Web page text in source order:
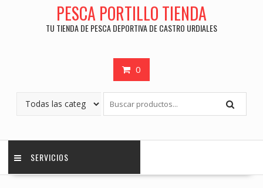
PESCA PORTILLO TIENDA
TU TIENDA DE PESCA DEPORTIVA DE CASTRO URDIALES
0
SERVICIOS